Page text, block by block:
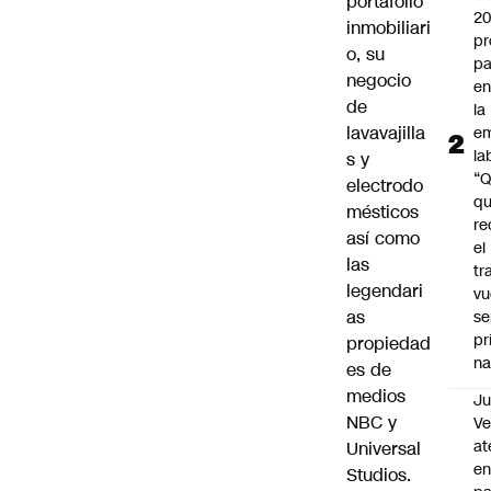
inmobiliari
o, su
negocio
de
lavavajilla
s y
electrodo
mésticos
así como
las
legendari
as
propiedad
es de
medios
NBC y
Universal
Studios.
20
la
el